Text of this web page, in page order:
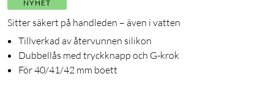
NYHET
Sitter säkert på handleden – även i vatten
Tillverkad av återvunnen silikon
Dubbellås med tryckknapp och G-krok
För 40/41/42 mm boett